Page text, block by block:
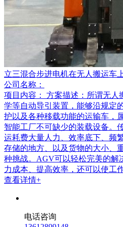
立三混合步进电机在无人搬运车
公司名称：
项目内容：
方案描述：所谓无人
学等自动导引装置，能够沿规定
护以及各种移载功能的运输车，
智能工厂不可缺少的装载设备。
运耗费大量人力、效率底下、频
存储的地方、以及货物的大小、
种挑战。AGV可以轻松完美的
力成本、提高效率，还可以使工
查看详情+
电话咨询